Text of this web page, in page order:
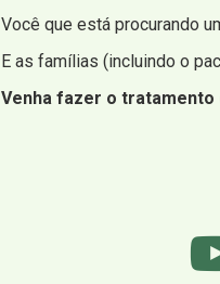
Você que está procurando
E as famílias (incluindo o
Venha fazer o tratamento